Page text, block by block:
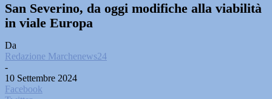
San Severino, da oggi modifiche alla viabilità
in viale Europa
Da
Redazione Marchenews24
-
10 Settembre 2024
Facebook